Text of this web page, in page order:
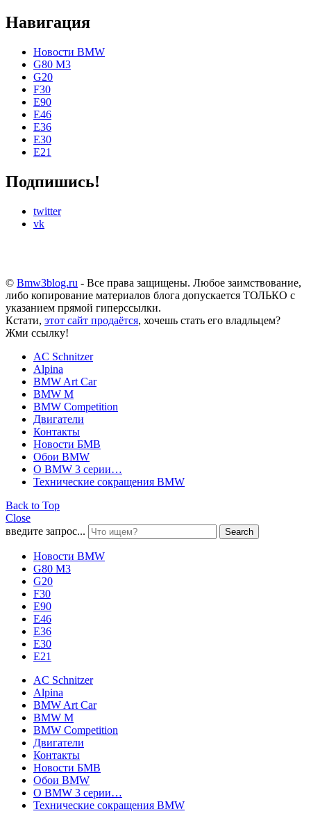
Навигация
Новости BMW
G80 M3
G20
F30
E90
E46
E36
E30
E21
Подпишись!
twitter
vk
© Bmw3blog.ru - Все права защищены. Любое заимствование,
либо копирование материалов блога допускается ТОЛЬКО с
указанием прямой гиперссылки.
Кстати, этот сайт продаётся, хочешь стать его владльцем?
Жми ссылку!
AC Schnitzer
Alpina
BMW Art Car
BMW M
BMW Competition
Двигатели
Контакты
Новости БМВ
Обои BMW
О BMW 3 серии…
Технические сокращения BMW
Back to Top
Close
введите запрос...
Search
Новости BMW
G80 M3
G20
F30
E90
E46
E36
E30
E21
AC Schnitzer
Alpina
BMW Art Car
BMW M
BMW Competition
Двигатели
Контакты
Новости БМВ
Обои BMW
О BMW 3 серии…
Технические сокращения BMW